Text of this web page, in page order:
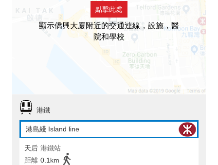
點擊此處
顯示僑興大廈附近的交通連線，設施，醫
院和學校
港鐵
港島綫 Island line
天后 港鐵站
距離 0.1km